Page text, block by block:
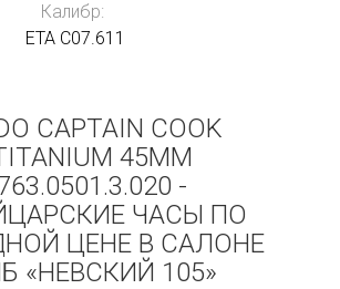
Калибр:
ETA C07.611
CAPTAIN COOK
45MM
-
ЧАСЫ ПО
ЦЕНЕ В САЛОНЕ
«НЕВСКИЙ 105»